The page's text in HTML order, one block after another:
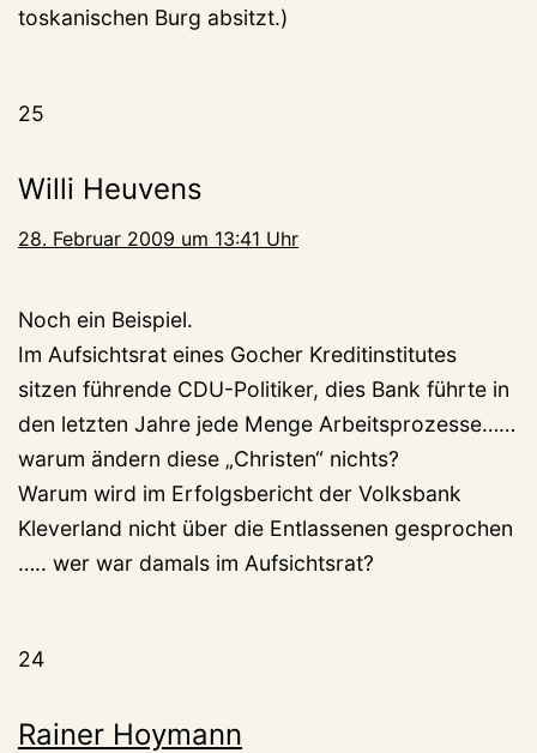
toskanischen Burg absitzt.)
25
Willi Heuvens
28. Februar 2009 um 13:41 Uhr
Noch ein Beispiel.
Im Aufsichtsrat eines Gocher Kreditinstitutes
sitzen führende CDU-Politiker, dies Bank führte in
den letzten Jahre jede Menge Arbeitsprozesse……
warum ändern diese „Christen“ nichts?
Warum wird im Erfolgsbericht der Volksbank
Kleverland nicht über die Entlassenen gesprochen
….. wer war damals im Aufsichtsrat?
24
Rainer Hoymann